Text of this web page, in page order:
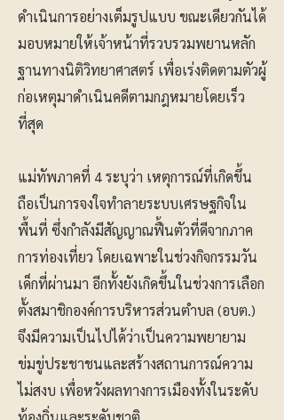
ดำเนินการอย่างเต็มรูปแบบ ขณะเดียวกันได้
มอบหมายให้เจ้าหน้าที่รวบรวมพยานหลัก
ฐานทางนิติวิทยาศาสตร์ เพื่อเร่งติดตามตัวผู้
ก่อเหตุมาดำเนินคดีตามกฎหมายโดยเร็ว
ที่สุด
แม่ทัพภาคที่ 4 ระบุว่า เหตุการณ์ที่เกิดขึ้น
ถือเป็นการจงใจทำลายระบบเศรษฐกิจใน
พื้นที่ ซึ่งกำลังมีสัญญาณฟื้นตัวที่ดีจากภาค
การท่องเที่ยว โดยเฉพาะในช่วงกิจกรรมวัน
เด็กที่ผ่านมา อีกทั้งยังเกิดขึ้นในช่วงการเลือก
ตั้งสมาชิกองค์การบริหารส่วนตำบล (อบต.)
จึงมีความเป็นไปได้ว่าเป็นความพยายาม
ข่มขู่ประชาชนและสร้างสถานการณ์ความ
ไม่สงบ เพื่อหวังผลทางการเมืองทั้งในระดับ